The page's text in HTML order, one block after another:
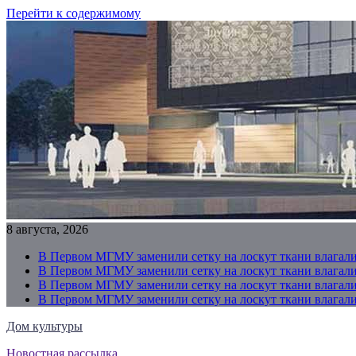
Перейти к содержимому
8 августа, 2026
В Первом МГМУ заменили сетку на лоскут ткани
В Первом МГМУ заменили сетку на лоскут ткани
В Первом МГМУ заменили сетку на лоскут ткани
В Первом МГМУ заменили сетку на лоскут ткани
Дом культуры
Новостная рассылка